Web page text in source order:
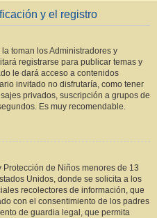
y el registro
toman los Administradores y
registrarse para publicar temas y
le dará acceso a contenidos
invitado no disfrutaría, como tener
privados, suscripción a grupos de
Es muy recomendable.
Protección de Niños menores de 13
Unidos, donde se solicita a los
recolectores de información, que
con el consentimiento de los padres
de guardia legal, que permita